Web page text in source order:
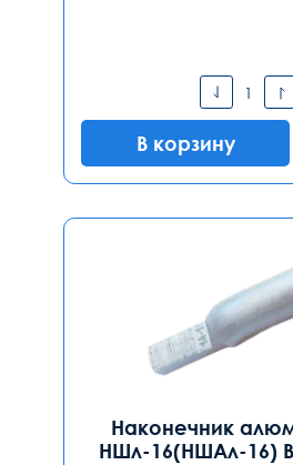
В корзину
Наконечник
НШл-16(НШАл-16)